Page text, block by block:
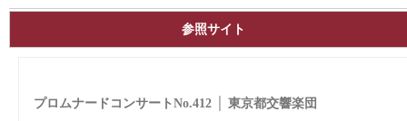
参照サイト
プロムナードコンサートNo.412 │ 東京都交響楽団